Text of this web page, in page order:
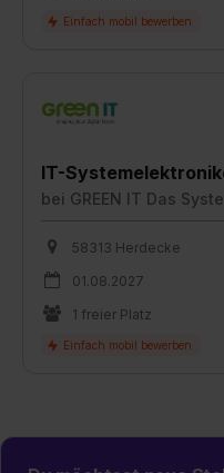
IT-
bei GREEN IT Das
58313 Herdecke
01.08.2027
1 freier Platz